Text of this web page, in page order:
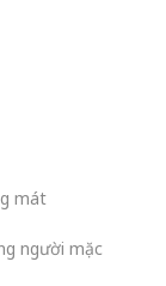
mát
người mặc